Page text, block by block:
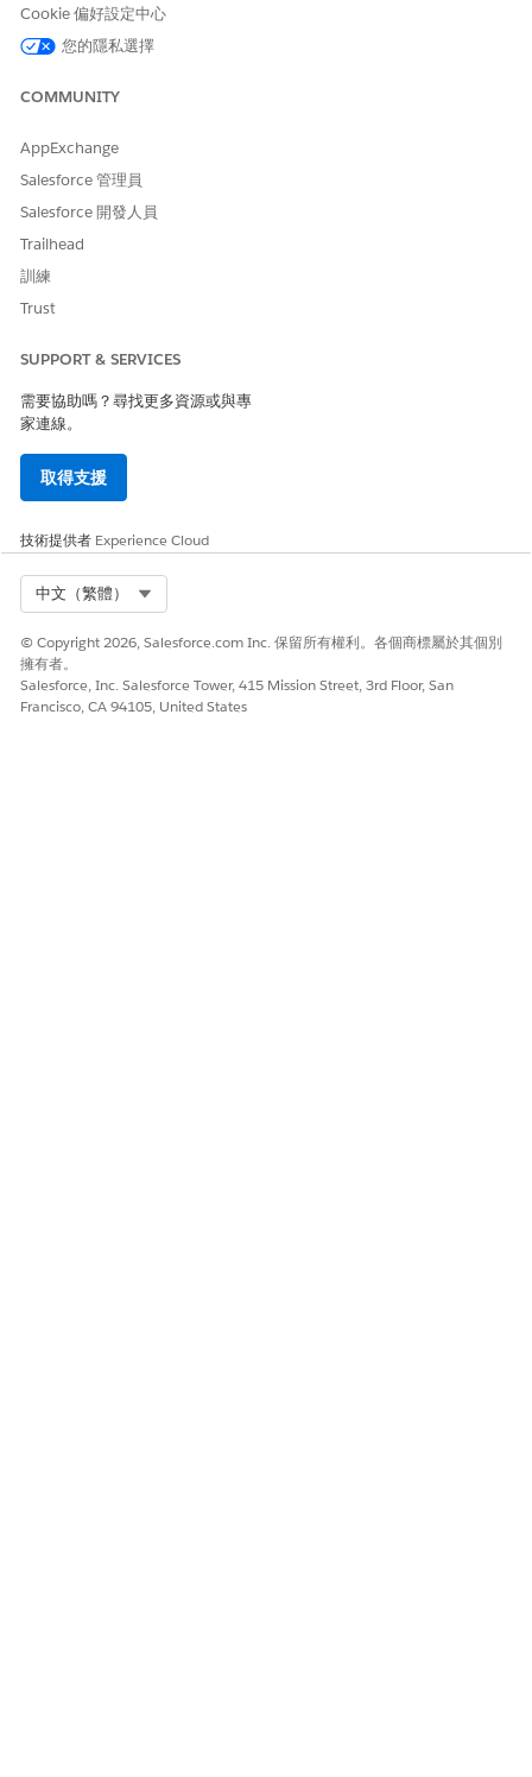
按一下
,然後將「動作計畫清單」元件拖曳至頁面上。
在「動作計畫清單」內容視窗中,輸入您要在清單中看見的記錄
數。
預覽並發佈變更。
另請參照：
Salesforce 說明：針對 Experience Cloud 網站設定組織
Salesforce 說明：建立與自訂 Experience Cloud 網站
Cookie 偏好設定中心
您的隱私選擇
COMMUNITY
AppExchange
Salesforce 管理員
Salesforce 開發人員
Trailhead
訓練
Trust
SUPPORT & SERVICES
需要協助嗎？尋找更多資源或與專
家連線。
取得支援
技術提供者 Experience Cloud
中文（繁體）
© Copyright 2026, Salesforce.com Inc. 保留所有權利。各個商標屬於其個別
擁有者。
Salesforce, Inc. Salesforce Tower, 415 Mission Street, 3rd Floor, San
Francisco, CA 94105, United States